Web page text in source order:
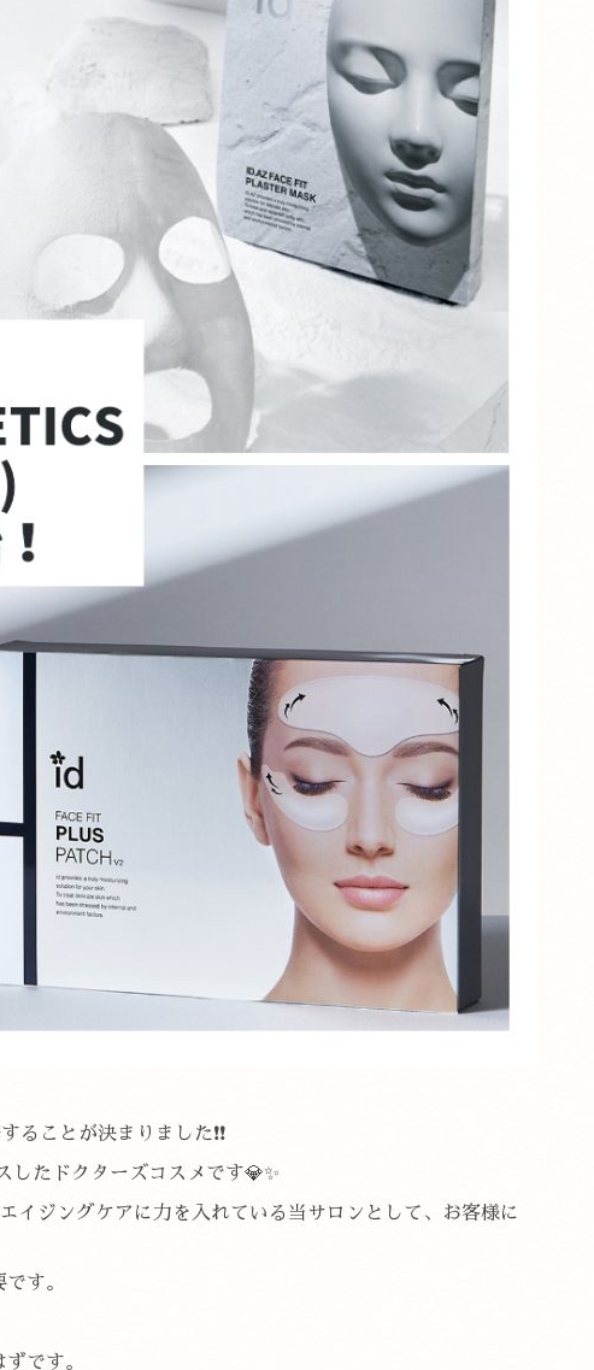
ことが決まりました❗❗
たドクターズコスメです💎✨
イジングケアに力を入れている当サロンとして、お客様に
す。
です。